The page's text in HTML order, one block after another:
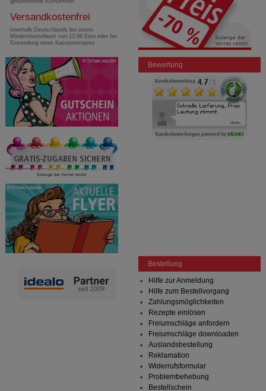
gebührenfreie Rufnummer
Versandkostenfrei
innerhalb Deutschlands bei einem
Mindestbestellwert von 13,99 Euro oder bei
Einsendung eines Kassenrezeptes
Bewertung
Bestellung
Hilfe zur Anmeldung
Hilfe zum Bestellvorgang
Zahlungsmöglichkeiten
Rezepte einlösen
Freiumschläge anfordern
Freiumschläge downloaden
Auslandsbestellung
Reklamation
Widerrufsformular
Problembehebung
Bestellschein